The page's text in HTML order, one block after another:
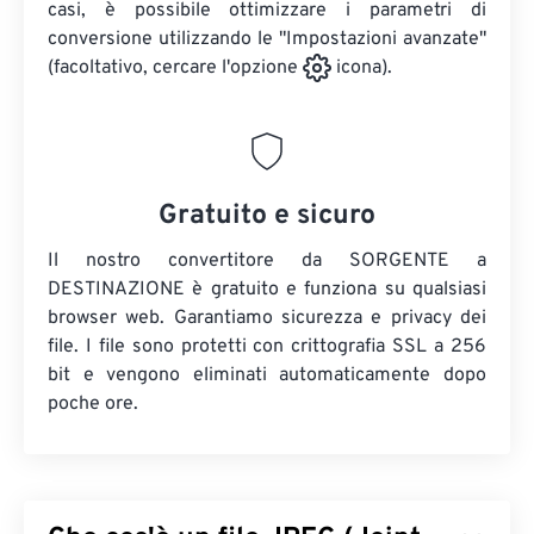
casi, è possibile ottimizzare i parametri di
conversione utilizzando le "Impostazioni avanzate"
(facoltativo, cercare l'opzione
icona).
Gratuito e sicuro
Il nostro convertitore da SORGENTE a
DESTINAZIONE è gratuito e funziona su qualsiasi
browser web. Garantiamo sicurezza e privacy dei
file. I file sono protetti con crittografia SSL a 256
bit e vengono eliminati automaticamente dopo
poche ore.